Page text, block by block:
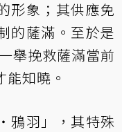
形象；其供應免
的薩滿。至於是
舉挽救薩滿當前
知曉。
鴉羽」，其特殊